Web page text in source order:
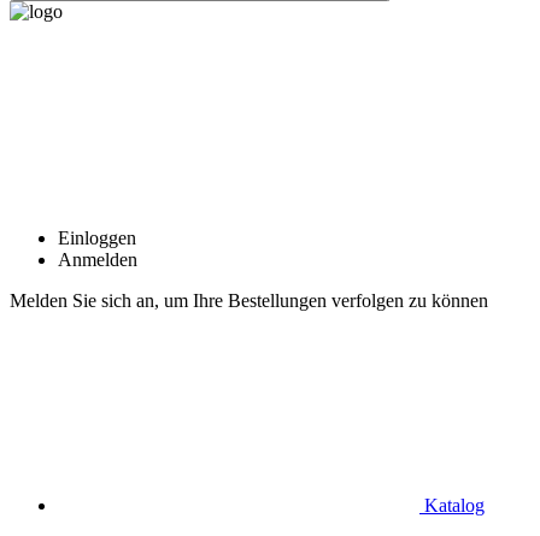
Einloggen
Anmelden
Melden Sie sich an, um Ihre Bestellungen verfolgen zu können
Katalog